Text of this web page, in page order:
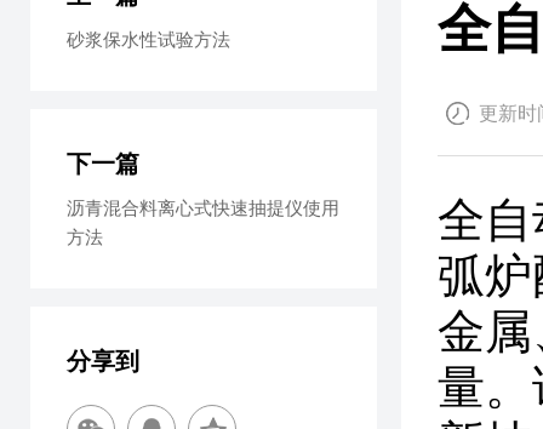
全
更新时
全
弧
金
量
砂浆保水性试验方法
下一篇
沥青混合料离心式快速抽提仪使用
方法
分享到